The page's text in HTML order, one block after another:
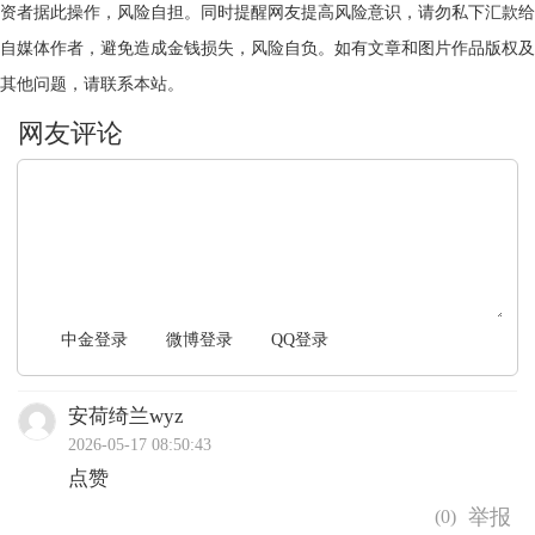
资者据此操作，风险自担。同时提醒网友提高风险意识，请勿私下汇款给
自媒体作者，避免造成金钱损失，风险自负。如有文章和图片作品版权及
其他问题，请联系本站。
中金登录 微博登录 QQ登录
安荷绮兰wyz
2026-05-17 08:50:43
点赞
(0)